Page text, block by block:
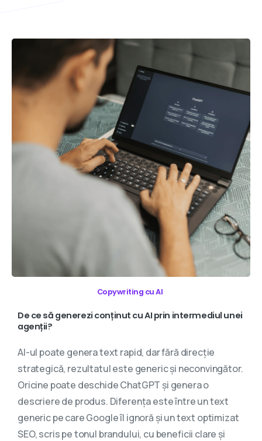
Copywriting cu AI
De ce să generezi conținut cuAI prin intermediul unei
agenții?
AI-ul poate genera text rapid, dar fără direcție
strategică, rezultatul este generic și neconvingător.
Oricine poate deschide ChatGPT și genera o
descriere de produs. Diferența este între un text
generic pe care Google îl ignoră și un text optimizat
SEO, scris pe tonul brandului, cu beneficii clare și